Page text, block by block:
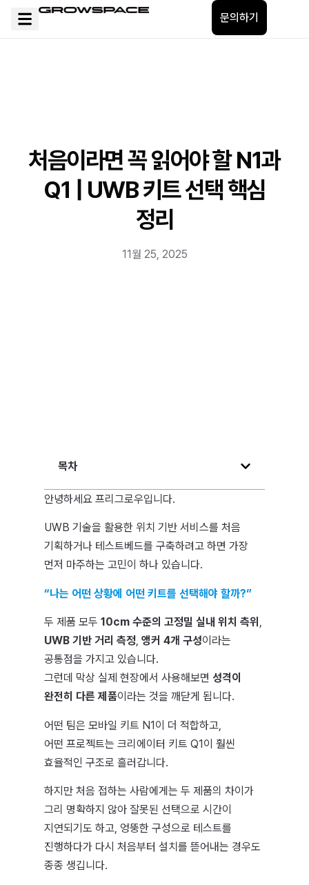
문의하기
처음이라면 꼭 읽어야 할 N1과
Q1 | UWB 키트 선택 핵심
정리
11월 25, 2025
목차
안녕하세요 프리그로우입니다.
UWB 기술을 활용한 위치 기반 서비스를 처음
기획하거나 테스트베드를 구축하려고 하면 가장
먼저 마주하는 고민이 하나 있습니다.
“나는 어떤 상황에 어떤 키트를 선택해야 할까?”
두 제품 모두 10cm 수준의 고정밀 실내 위치 측위 ,
UWB 기반 거리 측정, 앵커 4개 구성이라는
공통점을 가지고 있습니다.
그런데 막상 실제 현장에서 사용해보면 성격이
완전히 다른 제품이라는 것을 깨닫게 됩니다.
어떤 팀은 모바일 키트 N1이 더 적합하고,
어떤 프로젝트는 크리에이터 키트 Q1이 훨씬
효율적인 구조로 흘러갑니다.
하지만 처음 접하는 사람에게는 두 제품의 차이가
그리 명확하지 않아 잘못된 선택으로 시간이
지연되기도 하고, 엉뚱한 구성으로 테스트를
진행하다가 다시 처음부터 설치를 뜯어내는 경우도
종종 생깁니다.